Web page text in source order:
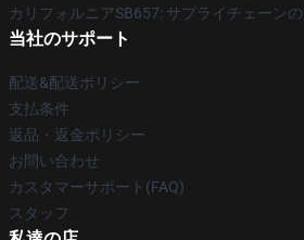
カリフォルニアSB657: サプライチェーン
当社のサポート
配送&配送ポリシー
支払条件
返品・返金ポリシー
お問い合わせ
カスタマーサポート(FAQ)
スタッフ